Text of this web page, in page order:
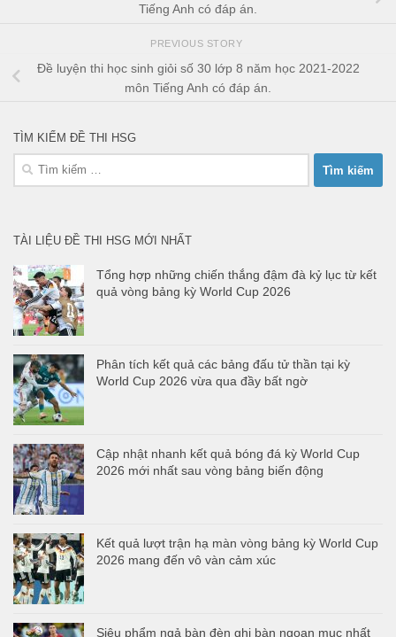
Tiếng Anh có đáp án.
PREVIOUS STORY
Đề luyện thi học sinh giỏi số 30 lớp 8 năm học 2021-2022
môn Tiếng Anh có đáp án.
TÌM KIẾM ĐỀ THI HSG
Tìm
TÀI LIỆU ĐỀ THI HSG MỚI NHẤT
Tổng hợp những chiến thắng đậm đà kỷ lục từ kết
quả vòng bảng kỳ World Cup 2026
Phân tích kết quả các bảng đấu tử thần tại kỳ
World Cup 2026 vừa qua đầy bất ngờ
Cập nhật nhanh kết quả bóng đá kỳ World Cup
2026 mới nhất sau vòng bảng biến động
Kết quả lượt trận hạ màn vòng bảng kỳ World Cup
2026 mang đến vô vàn cảm xúc
Siêu phẩm ngả bàn đèn ghi bàn ngoạn mục nhất